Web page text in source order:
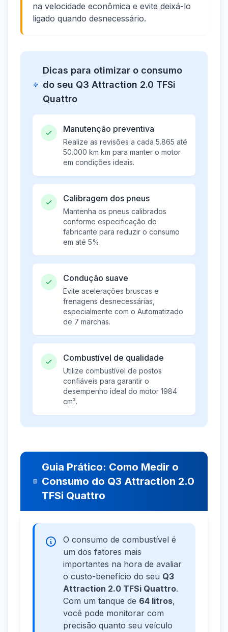
na velocidade econômica e evite deixá-lo
ligado quando desnecessário.
Dicas para otimizar o consumo
do seu Q3 Attraction 2.0 TFSi
Quattro
Manutenção preventiva
Realize as revisões a cada 5.865 até
50.000 km km para manter o motor
em condições ideais.
Calibragem dos pneus
Mantenha os pneus calibrados
conforme especificação do
fabricante para reduzir o consumo
em até 5%.
Condução suave
Evite acelerações bruscas e
frenagens desnecessárias,
especialmente com o Automatizado
de 7 marchas.
Combustível de qualidade
Utilize combustível de postos
confiáveis para garantir o
desempenho ideal do motor 1984
cm³.
Guia Prático: Como Medir o
Consumo do Q3 Attraction 2.0
TFSi Quattro
O consumo de combustível é
um dos fatores mais
importantes na hora de avaliar
o custo-benefício do seu Q3
Attraction 2.0 TFSi Quattro.
Com um tanque de 64 litros,
você pode monitorar com
precisão quanto seu veículo